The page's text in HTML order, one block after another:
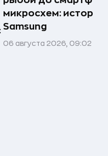
микросхем: история
Samsung
06 августа 2026, 09:02